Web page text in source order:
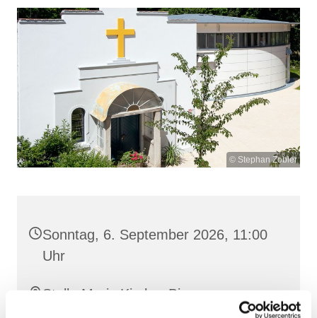
© Stephan Zobler
Sonntag, 6. September 2026, 11:00
Uhr
Stella Maris Kirche, Binz,